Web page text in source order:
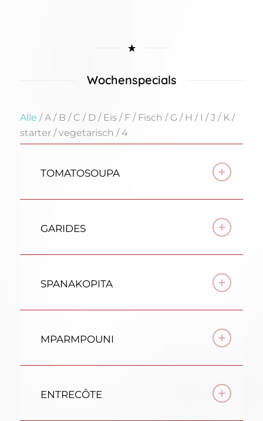
Wochenspecials
Alle / A / B / C / D / Eis / F / Fisch / G / H / I / J / K /
starter / vegetarisch / 4
TOMATOSOUPA
GARIDES
SPANAKOPITA
MPARMPOUNI
ENTRECÔTE